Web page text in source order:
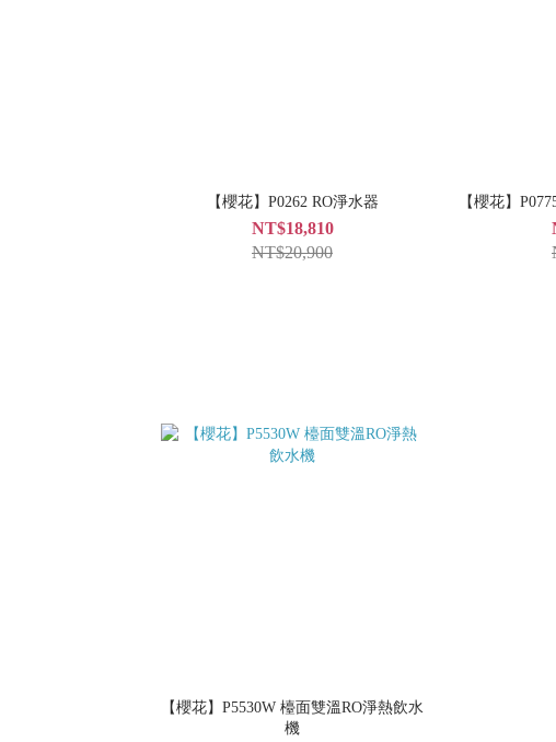
【櫻花】P0262 RO淨水器
NT$18,810
NT$20,900
【櫻花】
【櫻花】P5530W 檯面雙溫RO淨熱飲水
機